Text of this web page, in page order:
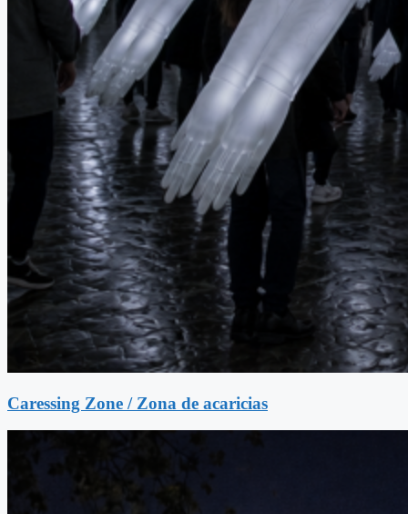
Caressing Zone / Zona de acaricias